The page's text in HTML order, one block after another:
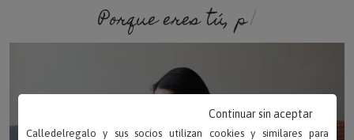
Porque eres tú, porque s
Calledelregalo y sus socios utilizan cookies y similares para
Continuar sin aceptar